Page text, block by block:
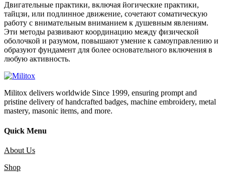
Двигательные практики, включая йогические практики,
тайцзи, или подлинное движение, сочетают соматическую
работу с внимательным вниманием к душевным явлениям.
Эти методы развивают координацию между физической
оболочкой и разумом, повышают умение к самоуправлению и
образуют фундамент для более основательного включения в
любую активность.
Militox delivers worldwide Since 1999, ensuring prompt and
pristine delivery of handcrafted badges, machine embroidery, metal
mastery, masonic items, and more.
Quick Menu
About Us
Shop